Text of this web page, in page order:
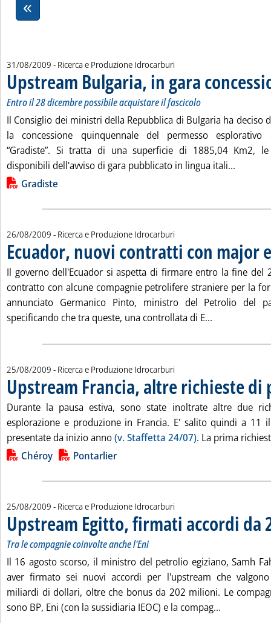
31/08/2009 - Ricerca e Produzione Idrocarburi
Upstream Bulgaria, in gara
Entro il 28 dicembre possibile acquistare il fascicolo
Il Consiglio dei ministri della Repubblica di Bulgaria ha deciso
la concessione quinquennale del permesso esplorativo
“Gradiste”. Si tratta di una superficie di 1885,04 Km2,
disponibili dell'avviso di gara pubblicato in lingua itali...
Lista allegati PDF alla notizia
Gradiste
26/08/2009 - Ricerca e Produzione Idrocarburi
Ecuador, nuovi contratti con major
Il governo dell'Ecuador si aspetta di firmare entro la fine del
contratto con alcune compagnie petrolifere straniere per la
annunciato Germanico Pinto, ministro del Petrolio del
specificando che tra queste, una controllata di E...
25/08/2009 - Ricerca e Produzione Idrocarburi
Upstream Francia, altre richieste di
Durante la pausa estiva, sono state inoltrate altre due
esplorazione e produzione in Francia. E' salito quindi a 11
presentate da inizio anno(v. Staffetta 24/07). La prima
Lista allegati PDF alla notizia
Chéroy Pontarlier
25/08/2009 - Ricerca e Produzione Idrocarburi
Upstream Egitto, firmati accordi da
Tra le compagnie coinvolte anche l'Eni
Il 16 agosto scorso, il ministro del petrolio egiziano, Samh
aver firmato sei nuovi accordi per l'upstream che
miliardi di dollari, oltre che bonus da 202 milioni. Le
sono BP, Eni (con la sussidiaria IEOC) e la compag...